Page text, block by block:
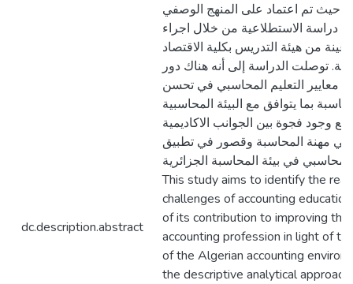
dc.description.abstract
حيث تم اعتماد على المنهج الوصفي
دراسة الاستطلاعية من خلال اجراء
عينة من هيئة التدريس بكلية الاقتصاد
توصلت الدراسة إلى أنه هناك دور
معايير التعليم المحاسبي في تحسن
بما يتوافق مع البيئة المحاسبية
مع وجود فجوة بين الجوانب الاكاديمية
مهنة المحاسبة وقصور في تطبيق
المحاسبي في بيئة المحاسبة الجزائرية
This study aims to identify the
challenges of accounting
of its contribution to improving
accounting profession in light of
of the Algerian accounting
the descriptive analytical